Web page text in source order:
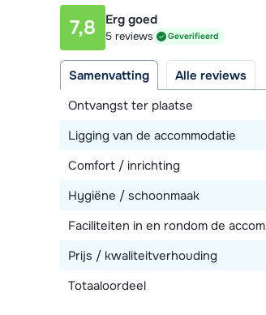
7,8 Erg goed
5 reviews Geverifieerd
Samenvatting
Alle reviews
Ontvangst ter plaatse
Ligging van de accommodatie
Comfort / inrichting
Hygiëne / schoonmaak
Faciliteiten in en rondom de
Prijs / kwaliteitverhouding
Totaaloordeel